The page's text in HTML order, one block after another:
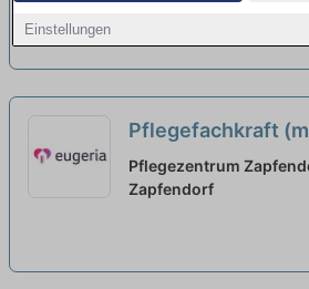
Einstellungen
Pflegefachkraft
startet Ihre
Pflegezentrum
Zapfendorf